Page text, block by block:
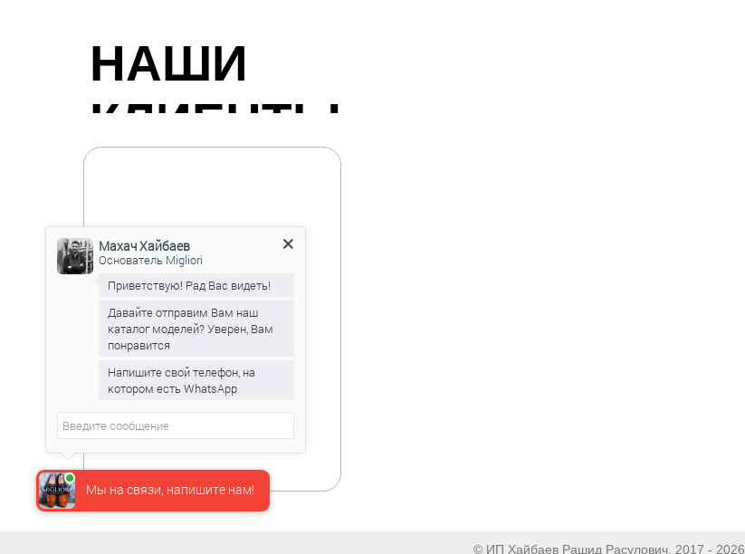
НАШИ
КЛИЕНТЫ
© ИП Хайбаев Рашид Расулович, 2017 - 2026
Мы на связи, напишите нам!
Махач Хайбаев
Основатель Migliori
Приветствую! Рад Вас видеть!
Давайте отправим Вам наш
каталог моделей? Уверен, Вам
понравится
Напишите свой телефон, на
котором есть WhatsApp